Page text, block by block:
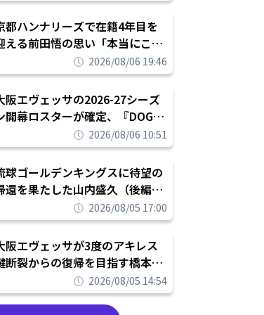
を告げてプロ転向を決断
都ハンナリーズで在籍4年目を
える前田悟の思い「本当にこの
チームで勝ちたい、負けたまま舐
られたまま終わりたくない」
2026/08/06 19:46
阪エヴェッサの2026-27シーズ
開幕ロスターが確定、『DOG
FIGHT』のチームカルチャーを推
進めて結果を求めるシーズンへ
2026/08/06 10:51
球ゴールデンキングスに待望の
還を果たした山内盛久（後編）
「1人のウチナーンチュとしてみ
なが誇りに思えるチームにして
く」
2026/08/05 17:00
阪エヴェッサが3度のアキレス
断裂からの復帰を目指す橋本拓
哉と契約を締結「もう一度コート
立ちたい」
2026/08/05 14:54